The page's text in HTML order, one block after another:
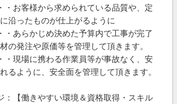
・お客様から求められている品質や、定
沿ったものが仕上がるように
・あらかじめ決めた予算内で工事が完了
の発注や原価等を管理して頂きます。
・現場に携わる作業員等が事故なく、安
るように、安全面を管理して頂きます。
：【働きやすい環境＆資格取得・スキル